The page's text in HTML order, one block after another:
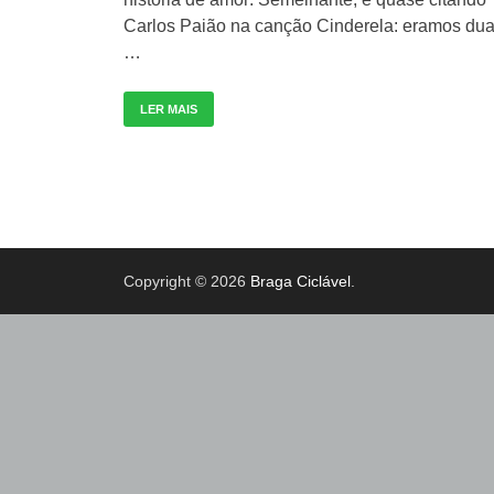
Carlos Paião na canção Cinderela: eramos
…
LER MAIS
Copyright © 2026 Braga Ciclável